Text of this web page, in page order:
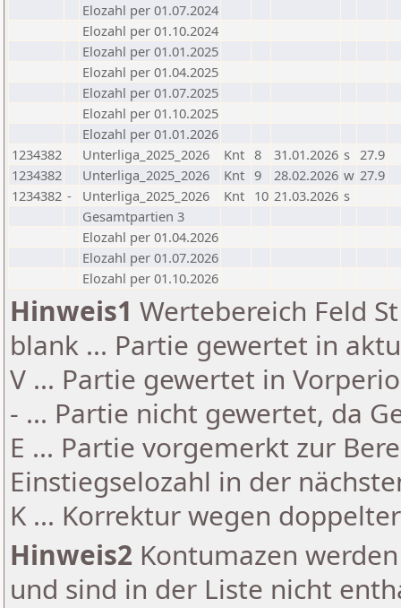
Elozahl per 01.07.2024
Elozahl per 01.10.2024
Elozahl per 01.01.2025
Elozahl per 01.04.2025
Elozahl per 01.07.2025
Elozahl per 01.10.2025
Elozahl per 01.01.2026
1234382
Unterliga_2025_2026 Knt 8 31.01.2026 s 27.9
1234382
Unterliga_2025_2026 Knt 9 28.02.2026 w 27.9
1234382 - Unterliga_2025_2026 Knt 10 21.03.2026 s
Gesamtpartien 3
Elozahl per 01.04.2026
Elozahl per 01.07.2026
Elozahl per 01.10.2026
Hinweis1 Wertebereich Feld
blank ... Partie gewertet in
V ... Partie gewertet in
- ... Partie nicht gewertet, da
E ... Partie vorgemerkt zur
Einstiegselozahl in der
K ... Korrektur wegen
Hinweis2 Kontumazen
und sind in der Liste nicht